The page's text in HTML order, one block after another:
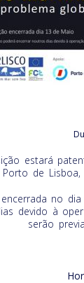
estará
Porto de
encerrada no
devido à
serão